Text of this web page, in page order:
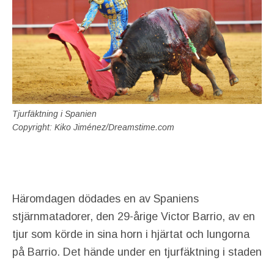
Tjurfäktning i Spanien
Copyright: Kiko Jiménez/Dreamstime.com
Häromdagen dödades en av Spaniens
stjärnmatadorer, den 29-årige Victor Barrio, av en
tjur som körde in sina horn i hjärtat och lungorna
på Barrio. Det hände under en tjurfäktning i staden